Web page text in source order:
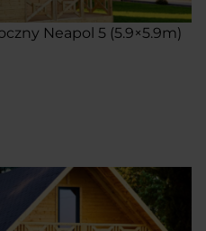
Neapol 5 (5.9×5.9m)